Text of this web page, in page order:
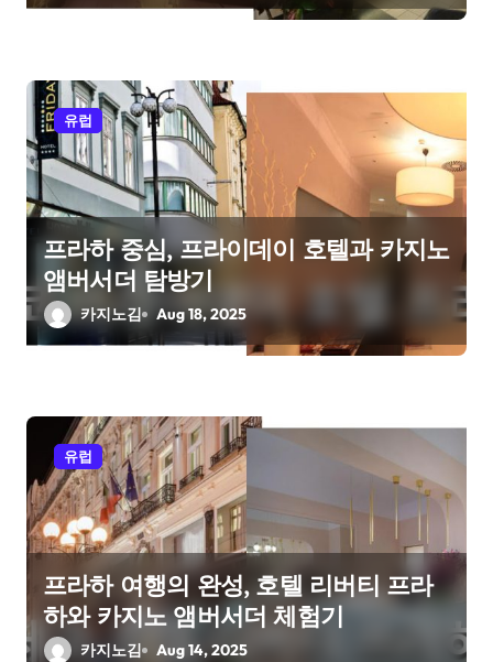
유럽
프라하 중심, 프라이데이 호텔과 카지노
앰버서더 탐방기
카지노김 Aug 18, 2025
유럽
프라하 여행의 완성, 호텔 리버티 프라
하와 카지노 앰버서더 체험기
카지노김 Aug 14, 2025